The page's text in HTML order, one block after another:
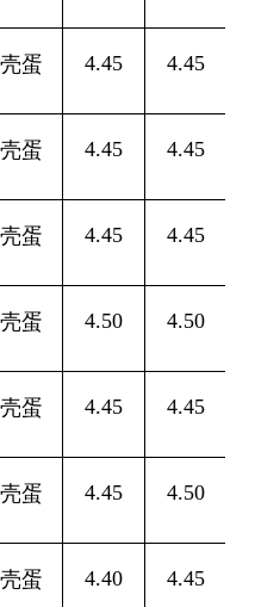
蛋 4.45 4.45
蛋 4.45 4.45
蛋 4.45 4.45
蛋 4.50 4.50
蛋 4.45 4.45
蛋 4.45 4.50
蛋 4.40 4.45